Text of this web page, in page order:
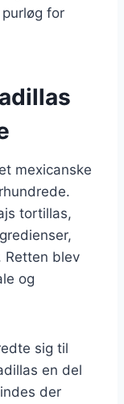
for
mexicanske
tortillas,
Retten blev
og
sig til
en del
der